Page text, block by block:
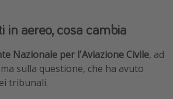
in aereo, cosa cambia
Nazionale per l'Aviazione Civile, ad
sulla questione, che ha avuto
tribunali.